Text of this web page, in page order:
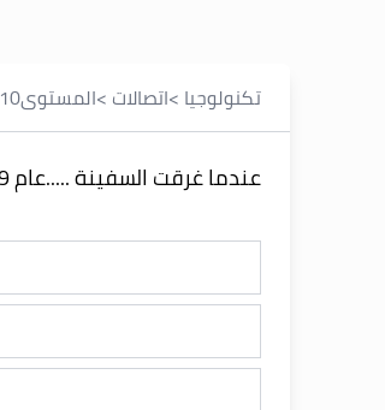
تكنولوجيا >اتصالات >المستوى10
عندما غرقت السفينة .....عام 1909 استطاعت الرسائل اللاسلكية أن تنقذ عدداً من ركابها فقد أستخدمت في طلب النجدة من السفن المجاورة